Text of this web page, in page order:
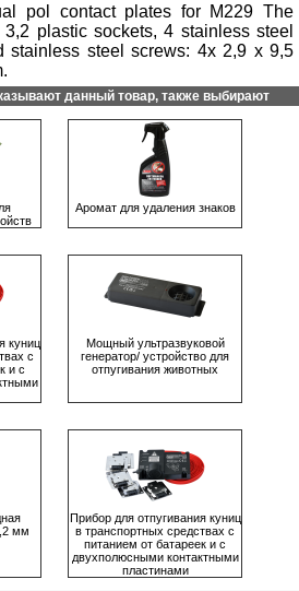
pol contact plates for M229 The
plastic sockets, 4 stainless steel
stainless steel screws: 4x 2,9 x 9,5
данный товар, также выбирают
Аромат для удаления знаков
куниц
с
и с
Мощный ультрaзвуковой
гeнeрaтор/ устройство для
отпугивания животных
мм
Прибор для отпугивания куниц
в транспортных средствах с
питанием от батареек и с
двухполюсными контактными
пластинами